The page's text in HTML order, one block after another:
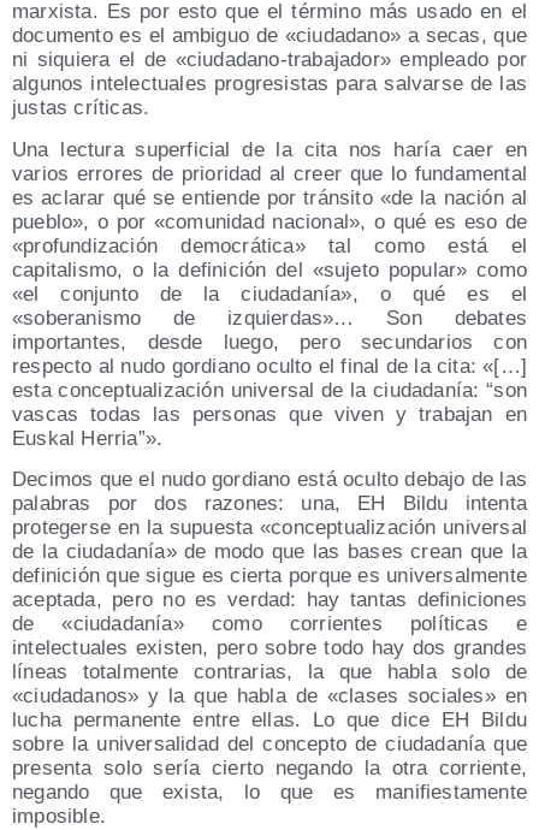
marxista. Es por esto que el término más usado en el
documento es el ambiguo de «ciudadano» a secas, que
ni siquiera el de «ciudadano-trabajador» empleado por
algunos intelectuales progresistas para salvarse de las
justas críticas.
Una lectura superficial de la cita nos haría caer en
varios errores de prioridad al creer que lo fundamental
es aclarar qué se entiende por tránsito «de la nación al
pueblo», o por «comunidad nacional», o qué es eso de
«profundización democrática» tal como está el
capitalismo, o la definición del «sujeto popular» como
«el conjunto de la ciudadanía», o qué es el
«soberanismo de izquierdas»… Son debates
importantes, desde luego, pero secundarios con
respecto al nudo gordiano oculto el final de la cita: «[…]
esta conceptualización universal de la ciudadanía: “son
vascas todas las personas que viven y trabajan en
Euskal Herria”».
Decimos que el nudo gordiano está oculto debajo de las
palabras por dos razones: una, EH Bildu intenta
protegerse en la supuesta «conceptualización universal
de la ciudadanía» de modo que las bases crean que la
definición que sigue es cierta porque es universalmente
aceptada, pero no es verdad: hay tantas definiciones
de «ciudadanía» como corrientes políticas e
intelectuales existen, pero sobre todo hay dos grandes
líneas totalmente contrarias, la que habla solo de
«ciudadanos» y la que habla de «clases sociales» en
lucha permanente entre ellas. Lo que dice EH Bildu
sobre la universalidad del concepto de ciudadanía que
presenta solo sería cierto negando la otra corriente,
negando que exista, lo que es manifiestamente
imposible.